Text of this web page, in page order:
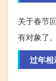
关于春节
有对象了
过年相